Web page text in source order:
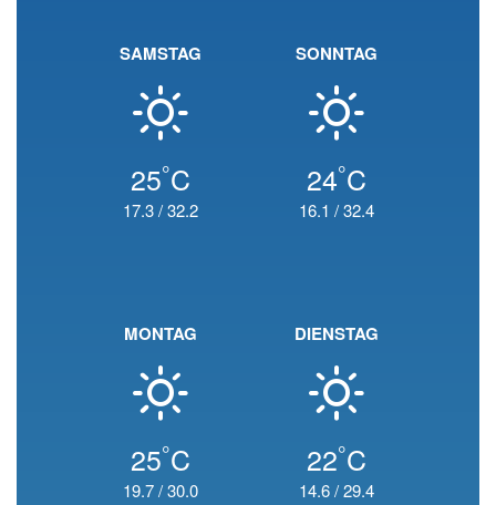
SAMSTAG
25°C
17.3/32.2
SONNTAG
24°C
16.1 /32.4
MONTAG
25°C
19.7/30.0
DIENSTAG
22°C
14.6/29.4